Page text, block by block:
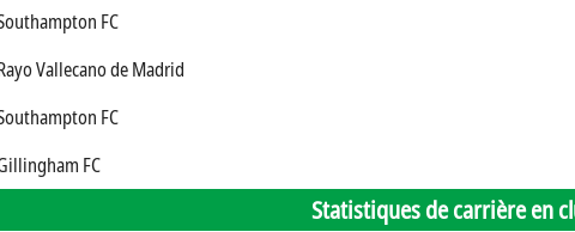
FC
Vallecano de Madrid
FC
FC
Statistiques de carrière en